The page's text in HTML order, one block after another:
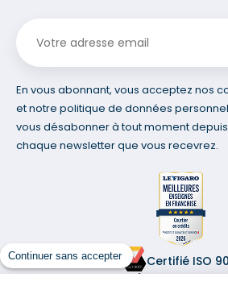
Continuer sans accepter
En vous abonnant, vous acceptez nos
et notre politique de données
vous désabonner à tout moment
chaque newsletter que vous recevrez.
Certifié ISO